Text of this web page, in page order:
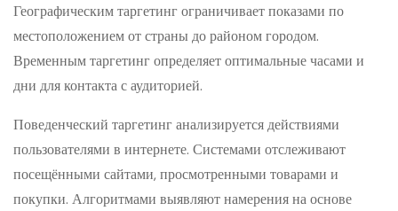
Географическим таргетинг ограничивает показами по
местоположением от страны до районом городом.
Временным таргетинг определяет оптимальные часами и
дни для контакта с аудиторией.
Поведенческий таргетинг анализируется действиями
пользователями в интернете. Системами отслеживают
посещёнными сайтами, просмотренными товарами и
покупки. Алгоритмами выявляют намерения на основе